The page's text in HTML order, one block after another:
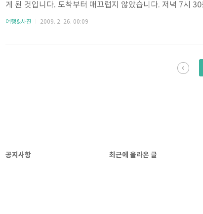
게 된 것입니다. 도착부터 매끄럽지 않았습니다. 저녁 7시
항에 도착했는데.. 이게 웬걸, 비가 오고 있었습니다 -_-. 그
여행&사진 2009. 2. 26. 00:09
공지사항 최근에 올라온 글